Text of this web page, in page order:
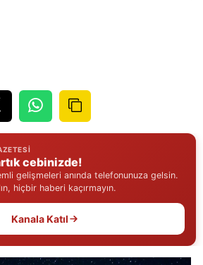
Trabzon
Şanlıurfa
Uşak
Yozgat
cebinizde!
gelişmeleri anında telefonunuza gelsin.
hiçbir haberi kaçırmayın.
Kanala Katıl